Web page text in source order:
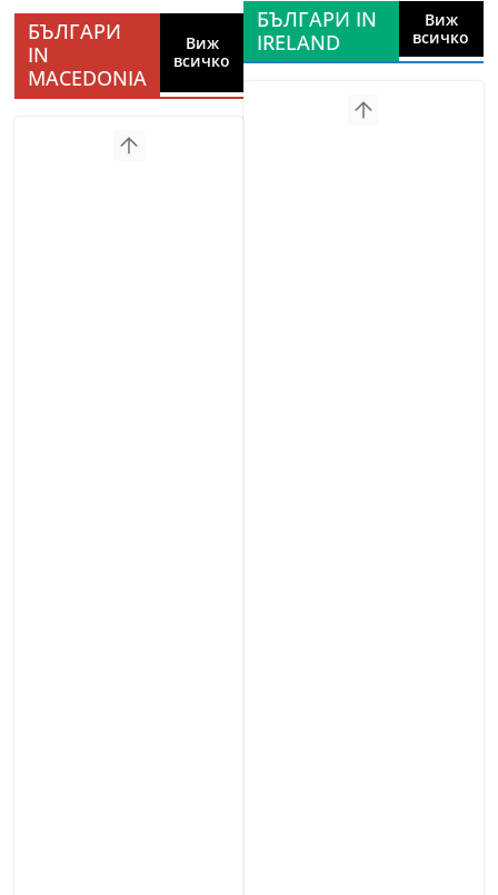
БЪЛГАРИ
IN
MACEDONIA
Виж
всичко
БЪЛГАРИ IN
IRELAND
Виж
всичко